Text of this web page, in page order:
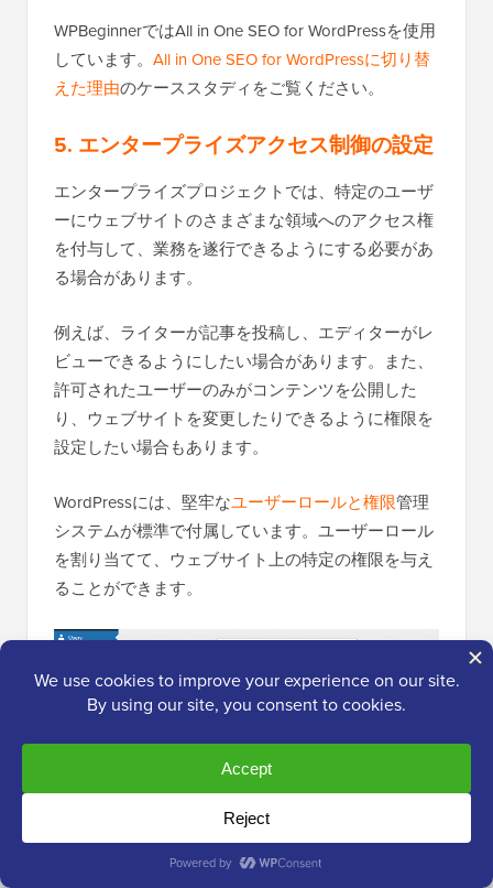
WPBeginnerではAll in One SEO for WordPressを使用
しています。 All in One SEO for WordPressに切り替
えた理由のケーススタディをご覧ください。
5. エンタープライズアクセス制御の設定
エンタープライズプロジェクトでは、特定のユーザ
ーにウェブサイトのさまざまな領域へのアクセス権
を付与して、業務を遂行できるようにする必要があ
る場合があります。
例えば、ライターが記事を投稿し、エディターがレ
ビューできるようにしたい場合があります。また、
許可されたユーザーのみがコンテンツを公開した
り、ウェブサイトを変更したりできるように権限を
設定したい場合もあります。
WordPressには、堅牢なユーザーロールと権限管理
システムが標準で付属しています。ユーザーロール
を割り当てて、ウェブサイト上の特定の権限を与え
ることができます。
SEO のようなその他のことについては、All in One